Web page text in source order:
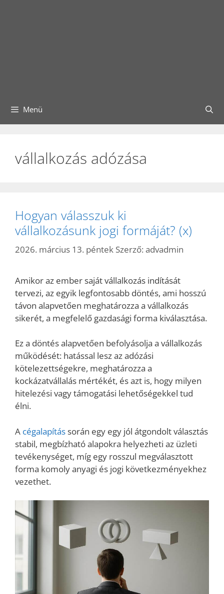
Menü
vállalkozás adózása
Hogyan válasszuk ki
vállalkozásunk jogi formáját? (x)
2026. március 13. péntek Szerző: advadmin
Amikor az ember saját vállalkozás indítását
tervezi, az egyik legfontosabb döntés, ami hosszú
távon alapvetően meghatározza a vállalkozás
sikerét, a megfelelő gazdasági forma kiválasztása.
Ez a döntés alapvetően befolyásolja a vállalkozás
működését: hatással lesz az adózási
kötelezettségekre, meghatározza a
kockázatvállalás mértékét, és azt is, hogy milyen
hitelezési vagy támogatási lehetőségekkel tud
élni.
A cégalapítás során egy egy jól átgondolt választás
stabil, megbízható alapokra helyezheti az üzleti
tevékenységet, míg egy rosszul megválasztott
forma komoly anyagi és jogi következményekhez
vezethet.